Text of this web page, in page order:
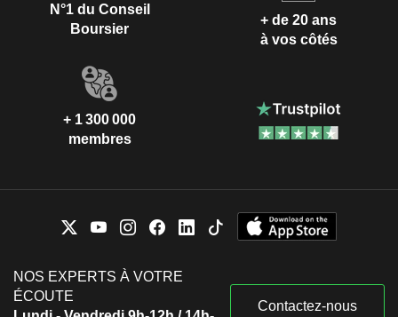
N°1 du Conseil
Boursier
+ de 20 ans
à vos côtés
+ 1 300 000
membres
NOS EXPERTS À VOTRE
ÉCOUTE
Contactez-nous